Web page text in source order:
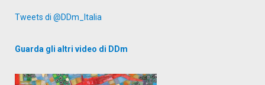
Tweets di @DDm_Italia
Guarda gli altri video di DDm